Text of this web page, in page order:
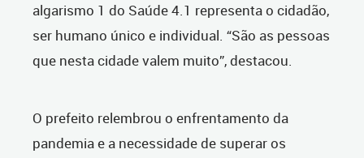
algarismo 1 do Saúde 4.1 representa o cidadão,
ser humano único e individual. “São as pessoas
que nesta cidade valem muito”, destacou.
O prefeito relembrou o enfrentamento da
pandemia e a necessidade de superar os